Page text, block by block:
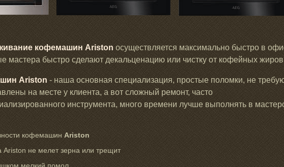
кофемашин Ariston осуществляется максимально быстро в
мастера быстро сделают декальценацию или чистку от кофейных жиров,
Ariston - наша основная специализация, простые поломки, не
на месте у клиента, а вот сложный ремонт, часто
инструмента, много времени лучше выполнять в
кофемашин Ariston
не мелет зерна или трещит
мелкий помол